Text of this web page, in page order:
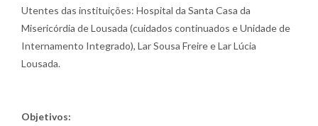
Utentes das instituições: Hospital da Santa Casa da
Misericórdia de Lousada (cuidados continuados e Unidade de
Internamento Integrado), Lar Sousa Freire e Lar Lúcia
Lousada.
Objetivos: